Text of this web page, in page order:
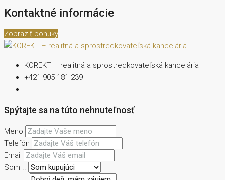
Kontaktné informácie
Zobraziť ponuky
KOREKT – realitná a sprostredkovateľská kancelária
+421 905 181 239
Spýtajte sa na túto nehnuteľnosť
Meno
Telefón
Email
Som ..